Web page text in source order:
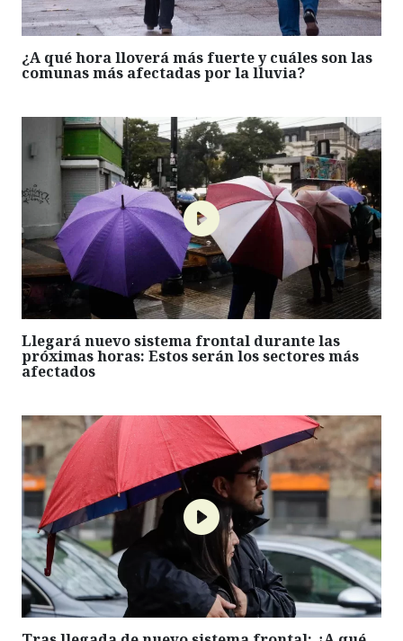
¿A qué hora lloverá más fuerte y cuáles son las
comunas más afectadas por la lluvia?
Llegará nuevo sistema frontal durante las
próximas horas: Estos serán los sectores más
afectados